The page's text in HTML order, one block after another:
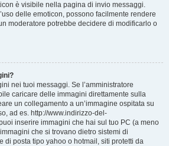
è visibile nella pagina di invio messaggi.
delle emoticon, possono facilmente rendere
moderatore potrebbe decidere di modificarlo o
nei tuoi messaggi. Se l’amministratore
caricare delle immagini direttamente sulla
un collegamento a un’immagine ospitata su
ad es. http://www.indirizzo-del-
inserire immagini che hai sul tuo PC (a meno
che si trovano dietro sistemi di
di posta tipo yahoo o hotmail, siti protetti da